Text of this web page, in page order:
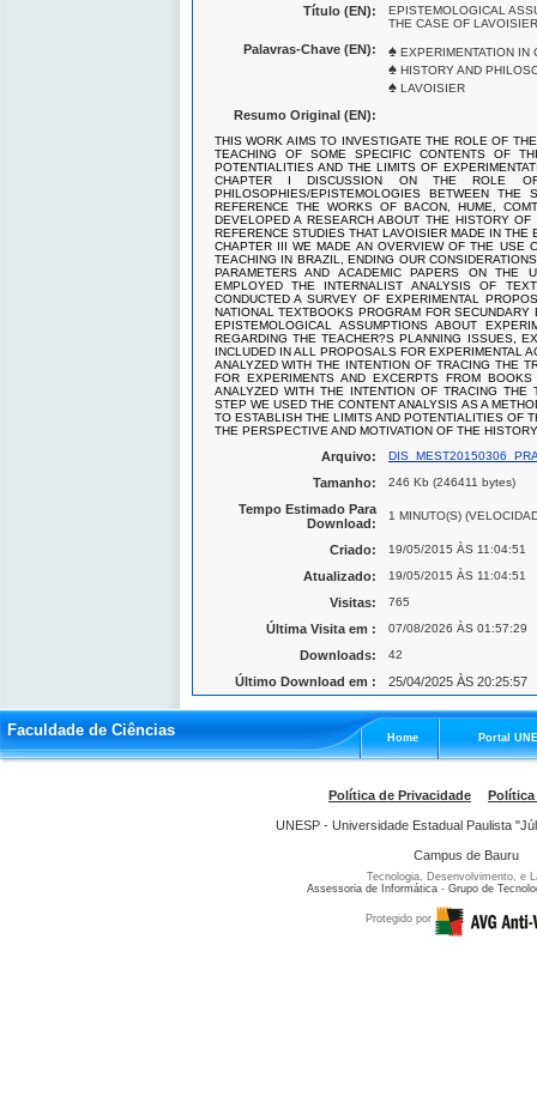
Título (EN):
EPISTEMOLOGICAL
THE CASE OF LAVOISIER
Palavras-Chave (EN): ♠ EXPERIMENTATION IN
♠ HISTORY AND
♠ LAVOISIER
Resumo Original (EN):
THIS WORK AIMS TO INVESTIGATE THE ROLE OF
TEACHING OF SOME SPECIFIC CONTENTS OF
POTENTIALITIES AND THE LIMITS OF
CHAPTER I DISCUSSION ON THE ROLE OF
PHILOSOPHIES/EPISTEMOLOGIES BETWEEN
REFERENCE THE WORKS OF BACON, HUME,
DEVELOPED A RESEARCH ABOUT THE HISTORY
REFERENCE STUDIES THAT LAVOISIER MADE IN
CHAPTER III WE MADE AN OVERVIEW OF THE USE
TEACHING IN BRAZIL, ENDING OUR
PARAMETERS AND ACADEMIC PAPERS ON THE
EMPLOYED THE INTERNALIST ANALYSIS OF
CONDUCTED A SURVEY OF EXPERIMENTAL
NATIONAL TEXTBOOKS PROGRAM FOR
EPISTEMOLOGICAL ASSUMPTIONS ABOUT
REGARDING THE TEACHER?S PLANNING ISSUES,
INCLUDED IN ALL PROPOSALS FOR EXPERIMENTAL
ANALYZED WITH THE INTENTION OF TRACING THE
FOR EXPERIMENTS AND EXCERPTS FROM
ANALYZED WITH THE INTENTION OF TRACING THE
STEP WE USED THE CONTENT ANALYSIS AS A
TO ESTABLISH THE LIMITS AND POTENTIALITIES OF
THE PERSPECTIVE AND MOTIVATION OF THE
Arquivo:
Tamanho: 246 Kb (246411 bytes)
Tempo Estimado Para
Download:
1 MINUTO(S)
Criado: 19/05/2015 ÀS 11:04:51
Atualizado: 19/05/2015 ÀS 11:04:51
Visitas: 765
Última Visita em : 07/08/2026 ÀS 01:57:29
Downloads: 42
Último Download em : 25/04/2025 ÀS 20:25:57
Faculdade de Ciências Home Portal
Política de Privacidade Política
UNESP - Universidade Estadual Paulista
Campus de Bauru
Tecnologia, Desenvolvimento, e
Assessoria de Informática - Grupo de
Protegido por